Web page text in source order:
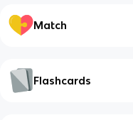
Match
Flashcards